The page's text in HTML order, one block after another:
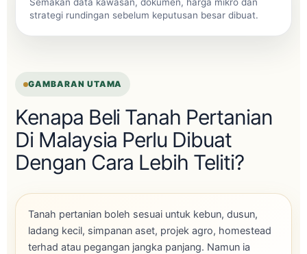
strategi rundingan sebelum keputusan besar dibuat.
GAMBARAN UTAMA
Kenapa Beli Tanah Pertanian
Di Malaysia Perlu Dibuat
Dengan Cara Lebih Teliti?
Tanah pertanian boleh sesuai untuk kebun, dusun,
ladang kecil, simpanan aset, projek agro, homestead
terhad atau pegangan jangka panjang. Namun ia